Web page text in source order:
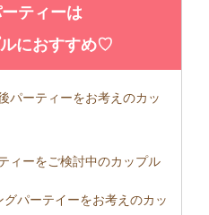
ティーは
におすすめ♡
パーティーをお考えのカッ
ィーをご検討中のカップル
パーテイーをお考えのカッ